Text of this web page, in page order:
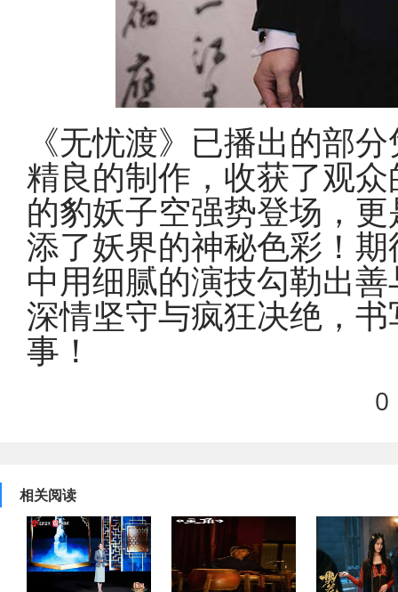
《无忧渡》已播出的部
精良的制作，收获了观
的豹妖子空强势登场，
添了妖界的神秘色彩！
中用细腻的演技勾勒出
深情坚守与疯狂决绝，
事！
0
相关阅读